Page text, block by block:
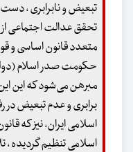
تبعیض و نابرابری ، دست
تحقق عدالت اجتماعی
متعدد قانون اساسی و
حکومت صدر اسلام
مبرهن می‌شود که این
برابری و عدم تبعیض
اسلامی ایران، نیز که
اسلامی تنظیم گردیده ،